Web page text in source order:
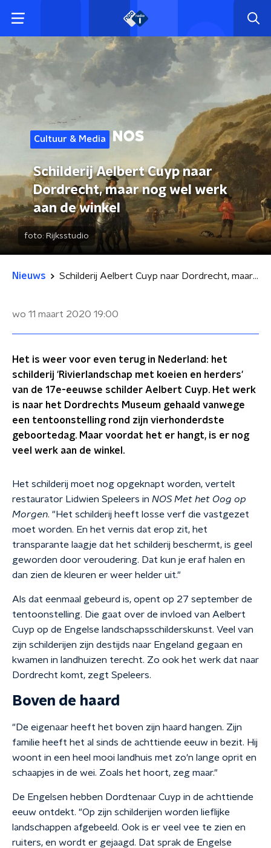
Cultuur & Media
Schilderij Aelbert Cuyp naar
Dordrecht, maar nog wel werk
aan de winkel
foto: Rijksstudio
Nieuws Schilderij Aelbert Cuyp naar Dordrecht, maar nog wel werk aan de winkel
wo 11 maart 2020 19:00
Het is weer voor even terug in Nederland: het
schilderij 'Rivierlandschap met koeien en herders'
van de 17e-eeuwse schilder Aelbert Cuyp. Het werk
is naar het Dordrechts Museum gehaald vanwege
een tentoonstelling rond zijn vierhonderdste
geboortedag. Maar voordat het er hangt, is er nog
veel werk aan de winkel.
Het schilderij moet nog opgeknapt worden, vertelt
restaurator Lidwien Speleers in NOS Met het Oog op
Morgen. "Het schilderij heeft losse verf die vastgezet
moet worden. En het vernis dat erop zit, het
transparante laagje dat het schilderij beschermt, is geel
geworden door veroudering. Dat kun je eraf halen en
dan zien de kleuren er weer helder uit."
Als dat eenmaal gebeurd is, opent op 27 september de
tentoonstelling. Die gaat over de invloed van Aelbert
Cuyp op de Engelse landschapsschilderskunst. Veel van
zijn schilderijen zijn destijds naar Engeland gegaan en
kwamen in landhuizen terecht. Zo ook het werk dat naar
Dordrecht komt, zegt Speleers.
Boven de haard
"De eigenaar heeft het boven zijn haard hangen. Zijn
familie heeft het al sinds de achttiende eeuw in bezit. Hij
woont in een heel mooi landhuis met zo'n lange oprit en
schaapjes in de wei. Zoals het hoort, zeg maar."
De Engelsen hebben Dordtenaar Cuyp in de achttiende
eeuw ontdekt. "Op zijn schilderijen worden lieflijke
landschappen afgebeeld. Ook is er veel vee te zien en
ruiters, en wordt er gejaagd. Dat sprak de Engelse